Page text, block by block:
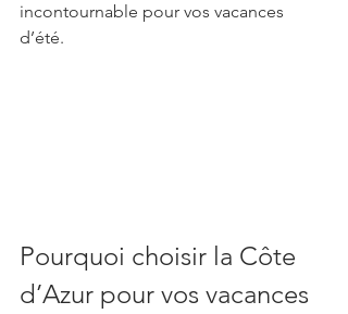
incontournable pour vos vacances
d’été.
Pourquoi choisir la Côte
d’Azur pour vos vacances